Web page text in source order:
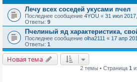
Лечу всех соседей укусами пчел
Последнее сообщение 4YOU « 31 июл
Ответы: 9
Пчелиный яд характеристика,
Последнее сообщение olha2111 « 17 апр
Ответы: 1
Новая тема
2 темы • Страница 1